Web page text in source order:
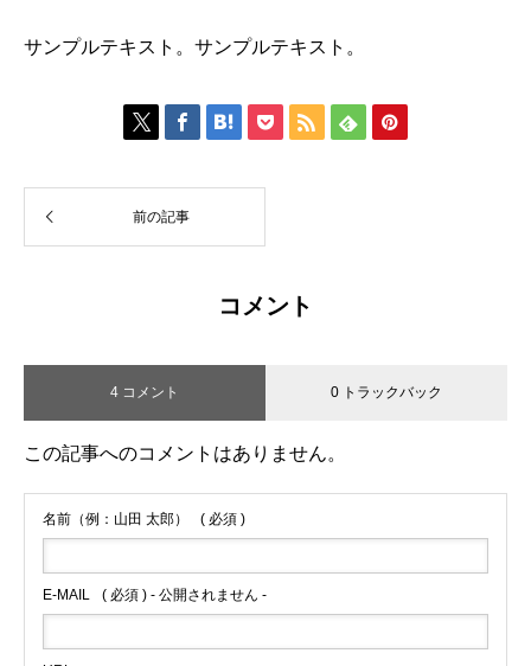
サンプルテキスト。サンプルテキスト。
      
前の記事
コメント
4 コメント 0 トラックバック
この記事へのコメントはありません。
名前（例：山田 太郎） ( 必須 )
E-MAIL ( 必須 ) - 公開されません -